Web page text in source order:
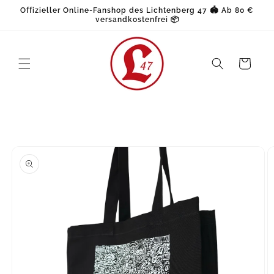
zum
Offizieller Online-Fanshop des Lichtenberg 47 🏟️ Ab 80 €
versandkostenfrei 📦
Warenkorb